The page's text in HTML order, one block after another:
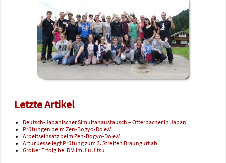
Letzte Artikel
Deutsch-Japanischer Simultanaustausch – Otterbacher in Japan
Prüfungen beim Zen-Bogyo-Do e.V.
Arbeitseinsatz beim Zen-Bogyo-Do e.V.
Artur Jesse legt Prüfung zum 3. Streifen Braungurt ab
Großer Erfolg bei DM im Jiu Jitsu